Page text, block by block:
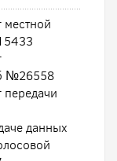
местной
№26558
передачи
данных